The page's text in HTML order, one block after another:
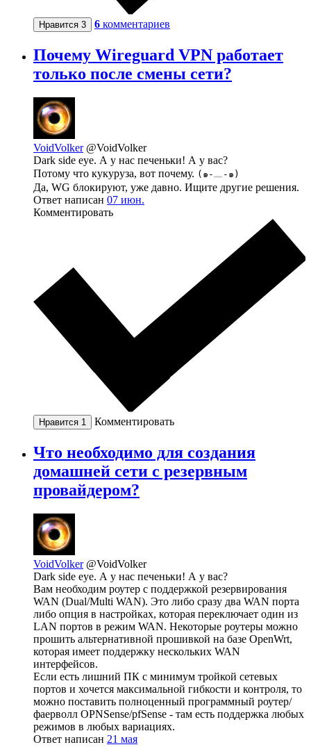
Нравится 3 6 комментариев
Почему Wireguard VPN работает
только после смены сети?
VoidVolker @VoidVolker
Dark side eye. А у нас печеньки! А у вас?
Потому что кукуруза, вот почему. (๑-﹏-๑)
Да, WG блокируют, уже давно. Ищите другие решения.
Ответ написан 07 июн.
Комментировать
Нравится 1 Комментировать
Что необходимо для создания
домашней сети с резервным
провайдером?
VoidVolker @VoidVolker
Dark side eye. А у нас печеньки! А у вас?
Вам необходим роутер с поддержкой резервирования
WAN (Dual/Multi WAN). Это либо сразу два WAN порта
либо опция в настройках, которая переключает один из
LAN портов в режим WAN. Некоторые роутеры можно
прошить альтернативной прошивкой на базе OpenWrt,
которая имеет поддержку нескольких WAN
интерфейсов.
Если есть лишний ПК с минимум тройкой сетевых
портов и хочется максимальной гибкости и контроля, то
можно поставить полноценный программный роутер/
фаерволл OPNSense/pfSense - там есть поддержка любых
режимов в любых вариациях.
Ответ написан 21 мая